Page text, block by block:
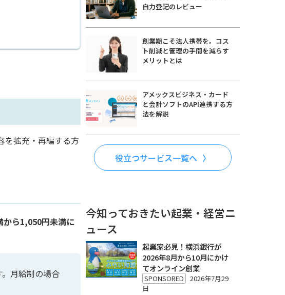
を拡充・再編する方
ら1,050円未満に
月給制の場合
自力登記のレビュー
創業期こそ法人携帯を。コス
ト削減と管理の手間を減らす
メリットとは
アメックスビジネス・カード
と会計ソフトのAPI連携する方
法を解説
役立つサービス一覧へ
今知っておきたい起業・経営ニ
ュース
起業家必見！横浜銀行が
2026年8月から10月にかけ
てオンライン創業
SPONSORED
2026年7月29
日